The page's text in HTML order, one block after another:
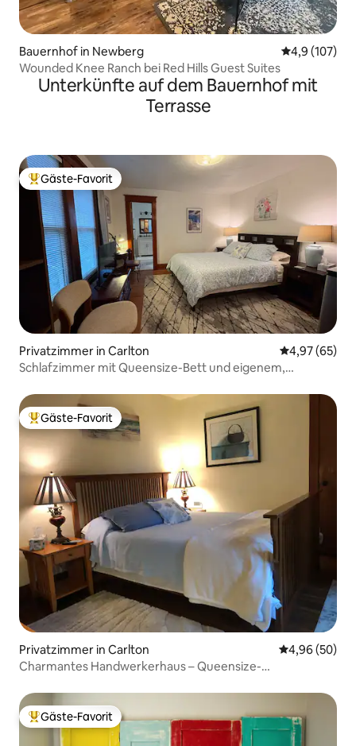
Bauernhof in Newberg
4,9 (107)
Wounded Knee Ranch bei Red Hills Guest Suites
Unterkünfte auf dem Bauernhof mit
Terrasse
Beliebter Gäste-Favorit.
Gäste-Favorit
Privatzimmer in Carlton
4,97 (65)
Schlafzimmer mit Queensize-Bett und eigenem,
Beliebter Gäste-Favorit.
Gäste-Favorit
Privatzimmer in Carlton
4,96 (50)
Charmantes Handwerkerhaus – Queensize-
Beliebter Gäste-Favorit.
Gäste-Favorit